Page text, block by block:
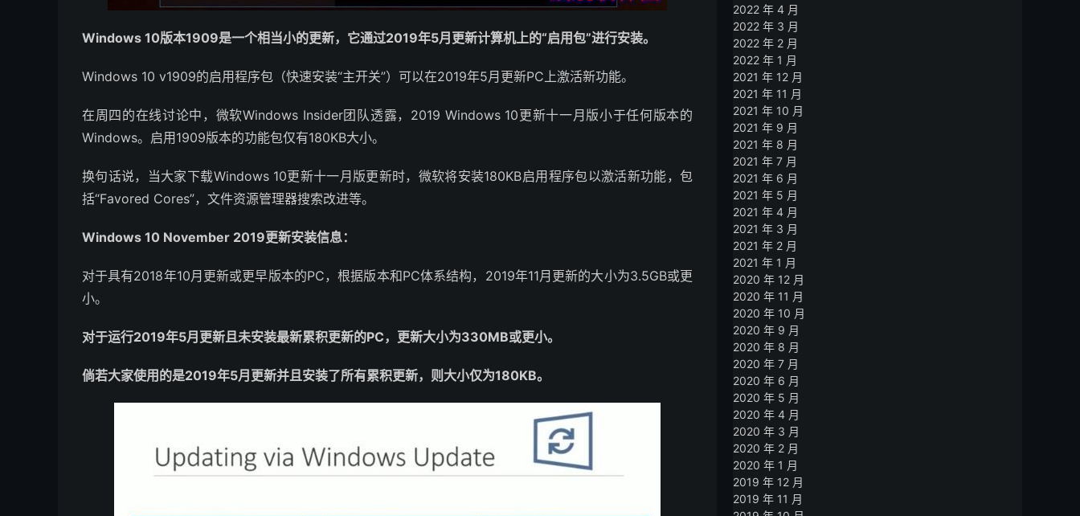
Windows 10版本1909是一个相当小的更新，它通过2019年5月更新计算机上的“启用包”进行安装。
Windows 10 v1909的启用程序包（快速安装“主开关”）可以在2019年5月更新PC上激活新功能。
在周四的在线讨论中，微软Windows Insider团队透露，2019 Windows 10更新十一月版小于任何版本的
Windows。启用1909版本的功能包仅有180KB大小。
换句话说，当大家下载Windows 10更新十一月版更新时，微软将安装180KB启用程序包以激活新功能，包
括“Favored Cores”，文件资源管理器搜索改进等。
Windows 10 November 2019更新安装信息：
对于具有2018年10月更新或更早版本的PC，根据版本和PC体系结构，2019年11月更新的大小为3.5GB或更
小。
对于运行2019年5月更新且未安装最新累积更新的PC，更新大小为330MB或更小。
倘若大家使用的是2019年5月更新并且安装了所有累积更新，则大小仅为180KB。
2022 年 4 月
2022 年 3 月
2022 年 2 月
2022 年 1 月
2021 年 12 月
2021 年 11 月
2021 年 10 月
2021 年 9 月
2021 年 8 月
2021 年 7 月
2021 年 6 月
2021 年 5 月
2021 年 4 月
2021 年 3 月
2021 年 2 月
2021 年 1 月
2020 年 12 月
2020 年 11 月
2020 年 10 月
2020 年 9 月
2020 年 8 月
2020 年 7 月
2020 年 6 月
2020 年 5 月
2020 年 4 月
2020 年 3 月
2020 年 2 月
2020 年 1 月
2019 年 12 月
2019 年 11 月